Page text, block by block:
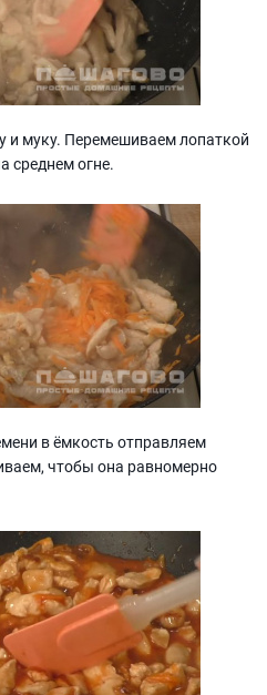
и муку. Перемешиваем лопаткой
среднем огне.
в ёмкость отправляем
чтобы она равномерно